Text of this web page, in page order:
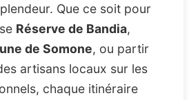
Que ce soit pour
Réserve de Bandia,
de Somone, ou partir
artisans locaux sur les
chaque itinéraire